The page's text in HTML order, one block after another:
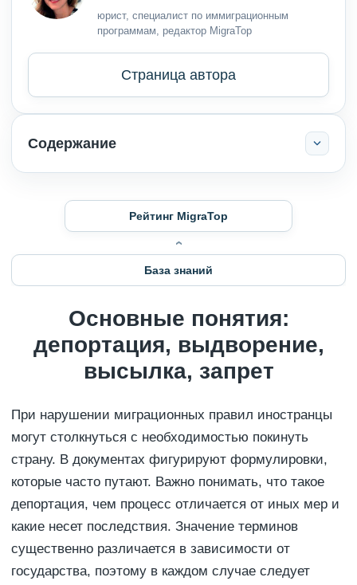
юрист, специалист по иммиграционным
программам, редактор MigraTop
Страница автора
Содержание
Рейтинг MigraTop
База знаний
Основные понятия:
депортация, выдворение,
высылка, запрет
При нарушении миграционных правил иностранцы
могут столкнуться с необходимостью покинуть
страну. В документах фигурируют формулировки,
которые часто путают. Важно понимать, что такое
депортация, чем процесс отличается от иных мер и
какие несет последствия. Значение терминов
существенно различается в зависимости от
государства, поэтому в каждом случае следует